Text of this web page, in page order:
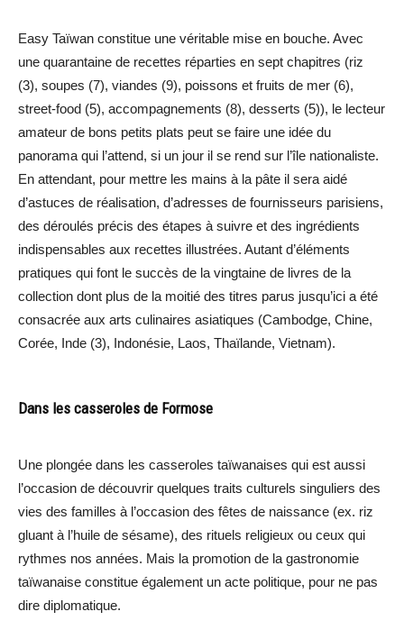
Easy Taïwan constitue une véritable mise en bouche. Avec
une quarantaine de recettes réparties en sept chapitres (riz
(3), soupes (7), viandes (9), poissons et fruits de mer (6),
street-food (5), accompagnements (8), desserts (5)), le lecteur
amateur de bons petits plats peut se faire une idée du
panorama qui l’attend, si un jour il se rend sur l’île nationaliste.
En attendant, pour mettre les mains à la pâte il sera aidé
d’astuces de réalisation, d’adresses de fournisseurs parisiens,
des déroulés précis des étapes à suivre et des ingrédients
indispensables aux recettes illustrées. Autant d’éléments
pratiques qui font le succès de la vingtaine de livres de la
collection dont plus de la moitié des titres parus jusqu’ici a été
consacrée aux arts culinaires asiatiques (Cambodge, Chine,
Corée, Inde (3), Indonésie, Laos, Thaïlande, Vietnam).
Dans les casseroles de Formose
Une plongée dans les casseroles taïwanaises qui est aussi
l’occasion de découvrir quelques traits culturels singuliers des
vies des familles à l’occasion des fêtes de naissance (ex. riz
gluant à l’huile de sésame), des rituels religieux ou ceux qui
rythmes nos années. Mais la promotion de la gastronomie
taïwanaise constitue également un acte politique, pour ne pas
dire diplomatique.